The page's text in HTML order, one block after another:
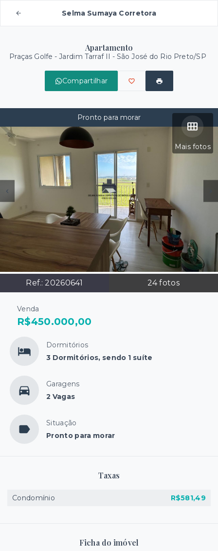
Selma Sumaya Corretora
Apartamento
Praças Golfe -Jardim Tarraf II - São José do Rio Preto/SP
Compartilhar
Mais fotos
Ref.: 20260641 24fotos
Pronto para morar
Venda
R$450.000,00
Dormitórios
3 Dormitórios, sendo 1 suíte
Garagens
2 Vagas
Situação
Pronto para morar
Taxas
Condomínio R$581,49
Ficha do imóvel